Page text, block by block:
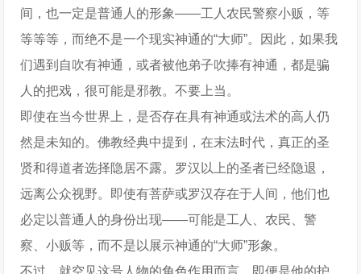
间，也一定是普通人的形象——工人农民警察小贩，等
等等等，而绝不是一个现实神通的“大师”。因此，如果我
们遇到自吹有神通，或者被他弟子吹捧有神通，都是骗
人的把戏，很可能是邪教。不要上当。
即使在当今世界上，是否存在具有神通或法术的高人仍
然是未知的。佛教经典中提到，在末法时代，真正的圣
贤和得道者选择隐居不露。罗汉以上的圣者已经隐退，
远离公众视野。即使有菩萨或罗汉存在于人间，他们也
必定以普通人的身份出现——可能是工人、农民、警
察、小贩等，而不是以展示神通的“大师”形象。
不过，就空见这号人物的角色作用而言，即便是他的护